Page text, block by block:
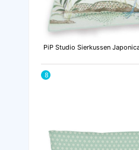
PiP Studio Sierkussen
8